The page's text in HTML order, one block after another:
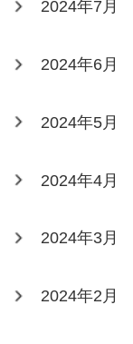
2024年7月
2024年6月
2024年5月
2024年4月
2024年3月
2024年2月